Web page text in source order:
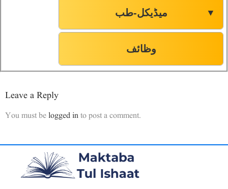
میڈیکل-طب ▼
وظائف
Leave a Reply
You must belogged into post a comment.